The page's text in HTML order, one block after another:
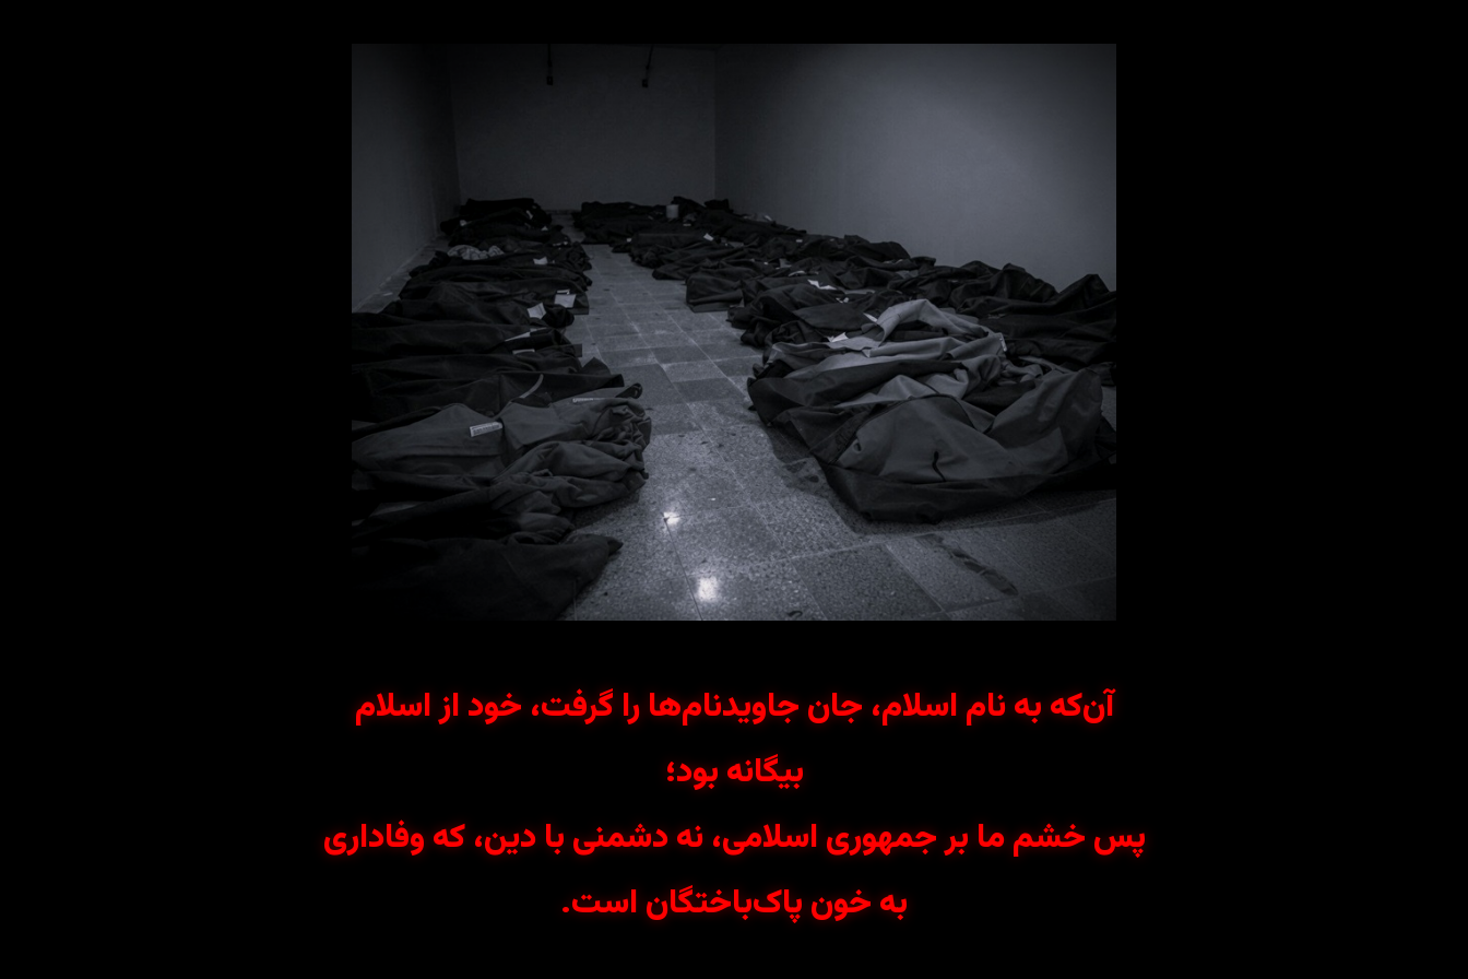
آن‌که به نام اسلام، جان جاویدنام‌ها را گرفت، خود از اسلام
بیگانه بود؛
پس خشم ما بر جمهوری اسلامی، نه دشمنی با دین، که وفاداری
به خون پاک‌باختگان است.